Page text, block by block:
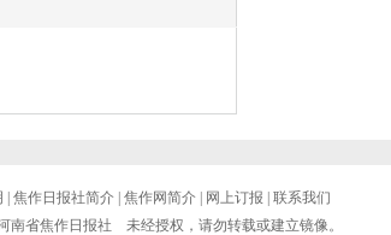
焦作日报社简介| 焦作网简介| 网上订报
联系我们
南省焦作日报社 未经授权，请勿转载或建立镜像。